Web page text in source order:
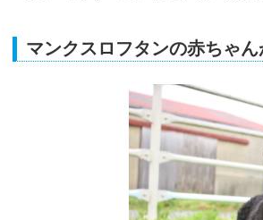
マンクスロフタンの赤ちゃん